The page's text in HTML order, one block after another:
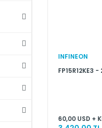
INFINEON
FP15R12KE3
60,00 USD +